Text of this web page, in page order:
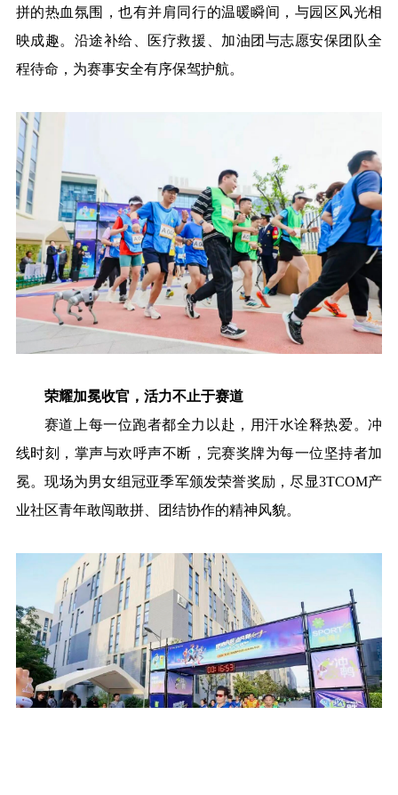
拼的热血氛围，也有并肩同行的温暖瞬间，与园区风光相
映成趣。沿途补给、医疗救援、加油团与志愿安保团队全
程待命，为赛事安全有序保驾护航。
荣耀加冕收官，活力不止于赛道
赛道上每一位跑者都全力以赴，用汗水诠释热爱。冲
线时刻，掌声与欢呼声不断，完赛奖牌为每一位坚持者加
冕。现场为男女组冠亚季军颁发荣誉奖励，尽显3TCOM产
业社区青年敢闯敢拼、团结协作的精神风貌。